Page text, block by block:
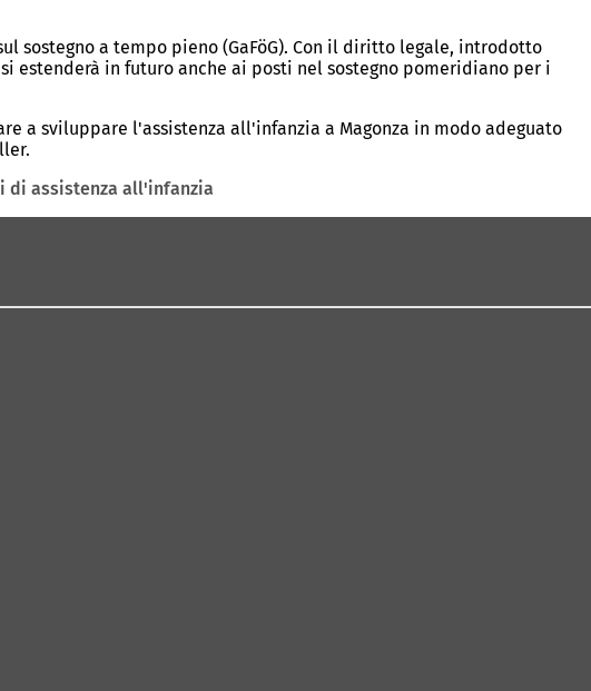
a tempo pieno (GaFöG). Con il diritto legale, introdotto
in futuro anche ai posti nel sostegno pomeridiano per i
a sviluppare l'assistenza all'infanzia a Magonza in modo adeguato
di assistenza all'infanzia